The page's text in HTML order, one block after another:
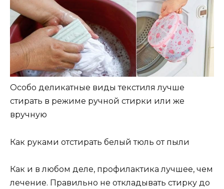
Особо деликатные виды текстиля лучше
стирать в режиме ручной стирки или же
вручную
Как руками отстирать белый тюль от пыли
Как и в любом деле, профилактика лучшее, чем
лечение. Правильно не откладывать стирку до